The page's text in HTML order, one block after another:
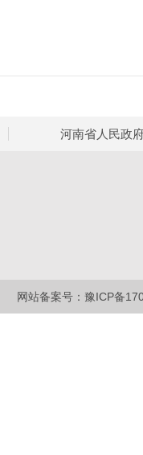
河南省人民政
网站备案号：豫ICP备